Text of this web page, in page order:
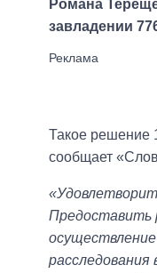
Романа
завладении
Такое решение
сообщает
Предоставить
осуществление
расследования